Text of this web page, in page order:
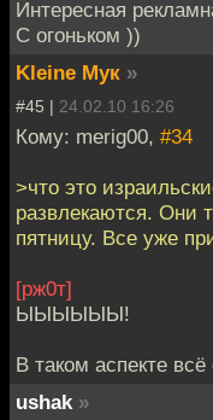
Интересная
С огоньком ))
Kleine Мук »
#45 | 24.02.10 16:26
Кому: merig00, #34
>что это
развлекаются. Они
пятницу. Все уже
[рж0т]
ЫЫЫЫЫЫ!
В таком аспекте
ushak »